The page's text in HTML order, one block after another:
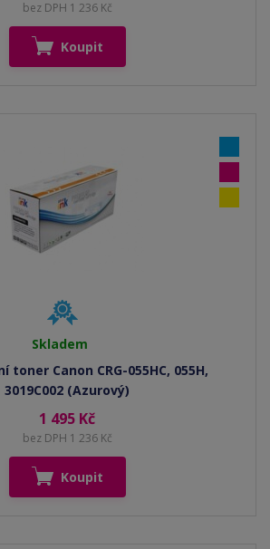
bez DPH 1 236 Kč
Koupit
Skladem
toner Canon CRG-055HC, 055H,
3019C002 (Azurový)
1 495 Kč
bez DPH 1 236 Kč
Koupit